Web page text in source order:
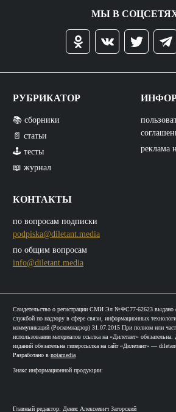
МЫ В
РУБРИКАТОР
📚 сборники
📄 статьи
🕹️ тесты
📖 журнал
КОНТАКТЫ
по вопросам подписки
podpiska@diletant.media
по общим вопросам
info@diletant.media
реклама
Свидетельство о регистрации СМИ Эл №ФС77-62623 выдано
службой по надзору в сфере связи, информационных
коммуникаций (Роскомнадзор) 31.07.2015 При полном или
использовании материалов ссылка на «Дилетант»
изданий обязательна гиперссылка на сайт «Дилетант» —
Разработано в notamedia
Знакс информационной продукции:
Главный редактор: Денис Алексеевич Загорский